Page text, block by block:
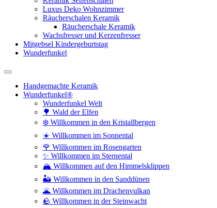
Luxus Deko Wohnzimmer
Räucherschalen Keramik
Räucherschale Keramik
Wachsfresser und Kerzenfresser
Mitgebsel Kindergeburtstag
Wunderfunkel
Handgemachte Keramik
Wunderfunkel®
Wunderfunkel Welt
🌳 Wald der Elfen
❄️ Willkommen in den Kristallbergen
☀️ Willkommen im Sonnental
🌹 Willkommen im Rosengarten
✨ Willkommen im Sternental
🏔️ Willkommen auf den Himmelsklippen
🏜️ Willkommen in den Sanddünen
🌋 Willkommen im Drachenvulkan
🪨 Willkommen in der Steinwacht